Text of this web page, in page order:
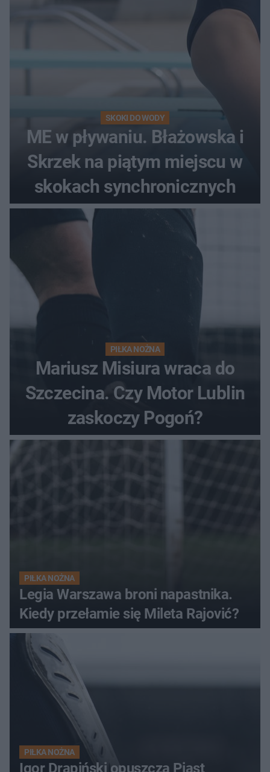
SKOKI DO WODY
ME w pływaniu. Błażowska i
Skrzek na piątym miejscu w
skokach synchronicznych
PIŁKA NOŻNA
Mariusz Misiura wraca do
Szczecina. Czy Motor Lublin
zaskoczy Pogoń?
PIŁKA NOŻNA
Legia Warszawa broni napastnika.
Kiedy przełamie się Mileta Rajović?
PIŁKA NOŻNA
Igor Drapiński opuszcza Piast